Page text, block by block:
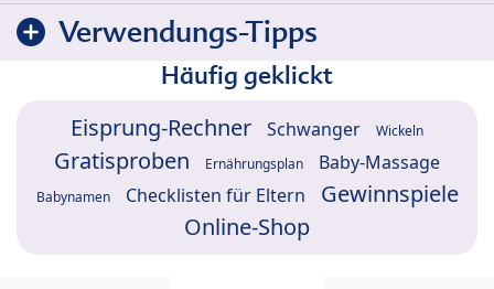
Verwendungs-Tipps
Häufig geklickt
Eisprung-Rechner Schwanger Wickeln
Gratisproben Ernährungsplan Baby-Massage
Babynamen Checklisten für Eltern
Gewinnspiele
Online-Shop